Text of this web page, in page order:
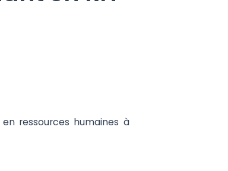
ressources humaines à